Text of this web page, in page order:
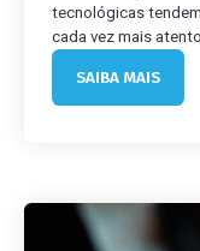
tecnológicas
cada vez mais
SAIBA MAIS